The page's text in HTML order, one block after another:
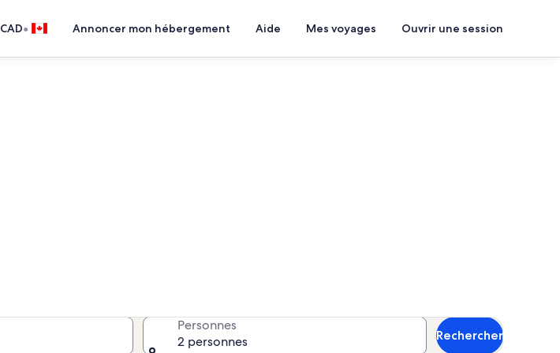
CAD• Annoncer mon hébergement Aide Mes voyages Ouvrir une session
Personnes
2 personnes
Rechercher